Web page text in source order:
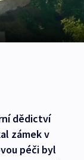
dědictví
zámek v
péči byl